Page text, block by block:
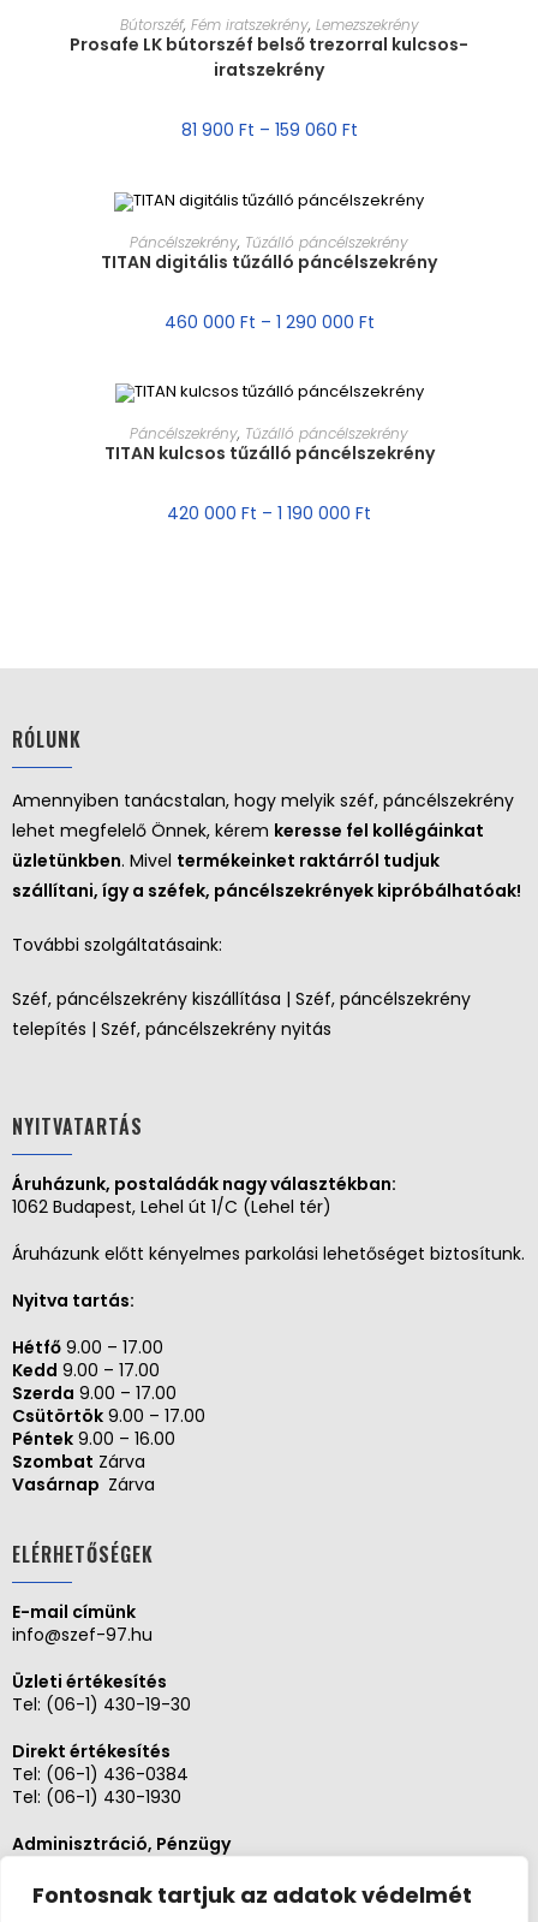
Fontosnak tartjuk az adatok védelmét
MÉRET VÁLASZTÁSA
Bútorszéf, Fém iratszekrény, Lemezszekrény
Prosafe LK bútorszéf belső trezorral kulcsos-
iratszekrény
81 900 Ft – 159 060 Ft
MÉRET VÁLASZTÁSA
Páncélszekrény, Tűzálló páncélszekrény
TITAN digitális tűzálló páncélszekrény
460 000 Ft – 1 290 000 Ft
MÉRET VÁLASZTÁSA
Páncélszekrény, Tűzálló páncélszekrény
TITAN kulcsos tűzálló páncélszekrény
420 000 Ft – 1 190 000 Ft
RÓLUNK
Amennyiben tanácstalan, hogy melyik széf, páncélszekrény
lehet megfelelő Önnek, kérem keresse fel kollégáinkat
üzletünkben. Mivel termékeinket raktárról tudjuk
szállítani, így a széfek, páncélszekrények kipróbálhatóak!
További szolgáltatásaink:
Széf, páncélszekrény kiszállítása | Széf, páncélszekrény
telepítés | Széf, páncélszekrény nyitás
NYITVATARTÁS
Áruházunk, postaládák nagy választékban:
1062 Budapest, Lehel út 1/C (Lehel tér)
Áruházunk előtt kényelmes parkolási lehetőséget biztosítunk.
Nyitva tartás:
Hétfő 9.00 – 17.00
Kedd 9.00 – 17.00
Szerda 9.00 – 17.00
Csütörtök 9.00 – 17.00
Péntek 9.00 – 16.00
Szombat Zárva
Vasárnap Zárva
ELÉRHETŐSÉGEK
E-mail címünk
info@szef-97.hu
Üzleti értékesítés
Tel: (06-1) 430-19-30
Direkt értékesítés
Tel: (06-1) 436-0384
Tel: (06-1) 430-1930
Adminisztráció, Pénzügy
Szerviz és karbantartás